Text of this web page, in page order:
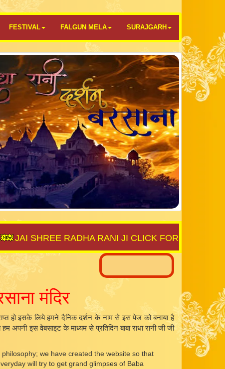
FESTIVAL FALGUN MELA SURAJGARH
SHREE RADHA RANI JI CLICK FOR ⇨
मंदिर
हो इसके लिये हमने दैनिक दर्शन के नाम से इस पेज को बनाया है
अपनी इस वेबसाइट के माध्यम से प्रतिदिन बाबा राधा रानी जी जी
we have created the website so that
will try to get grand glimpses of Baba